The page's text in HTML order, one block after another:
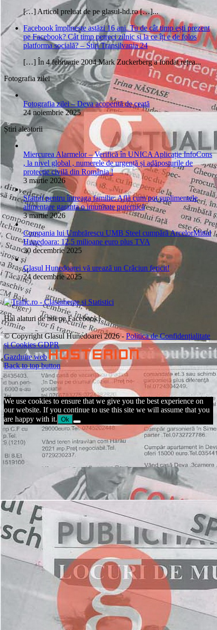
[…] Articol preluat de pe glasul-hd.ro […]...
Facebook împlinește astăzi 16 ani. Tu de cât timp ești prezent
pe Facebook? Cât timp petreci zilnic și la ce îți e de folos
platforma socială? – Stiri Transilvania 24
[…] În 4 februarie 2004 Mark Zuckerberg a fondat rețea...
Fotografia zilei
Fotografia zilei – Deva acoperită de ceață
24 noiembrie 2025
Știri aleatorii
Miercurea Alarmelor – Verifică în UNICA Aplicație InfoCons
, la nivel global , numerele de urgență și adăposturile de
protecție civilă din România !
3 martie 2026
Sfaturi pentru întreaga familie: Află cum pot suplimentele
alimentare garanta o imunitate puternică
3 martie 2026
Compania lui Umbrărescu UMB Steel cumpără ArcelorMittal
Hunedoara: 12,5 milioane euro plus TVA
30 decembrie 2025
Glasul Hunedoarei vă urează un Crăciun fericit!
24 decembrie 2025
Hai alaturi de noi pe Facebook!
© Copyright Glasul Hunedoarei 2026 - Politica de Confidențialitate
și Cookies GDPR
Gazduire web
Back to top button
We use cookies to ensure that we give you the best experience on
our website. If you continue to use this site we will assume that you
are happy with it. Ok